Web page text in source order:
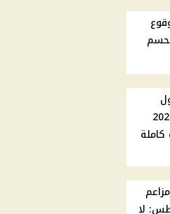
الثاني 2026
كاملة
6 أغسطس: لا